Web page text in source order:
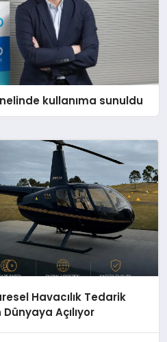
kullanıma sunuldu
Havacılık Tedarik
Açılıyor